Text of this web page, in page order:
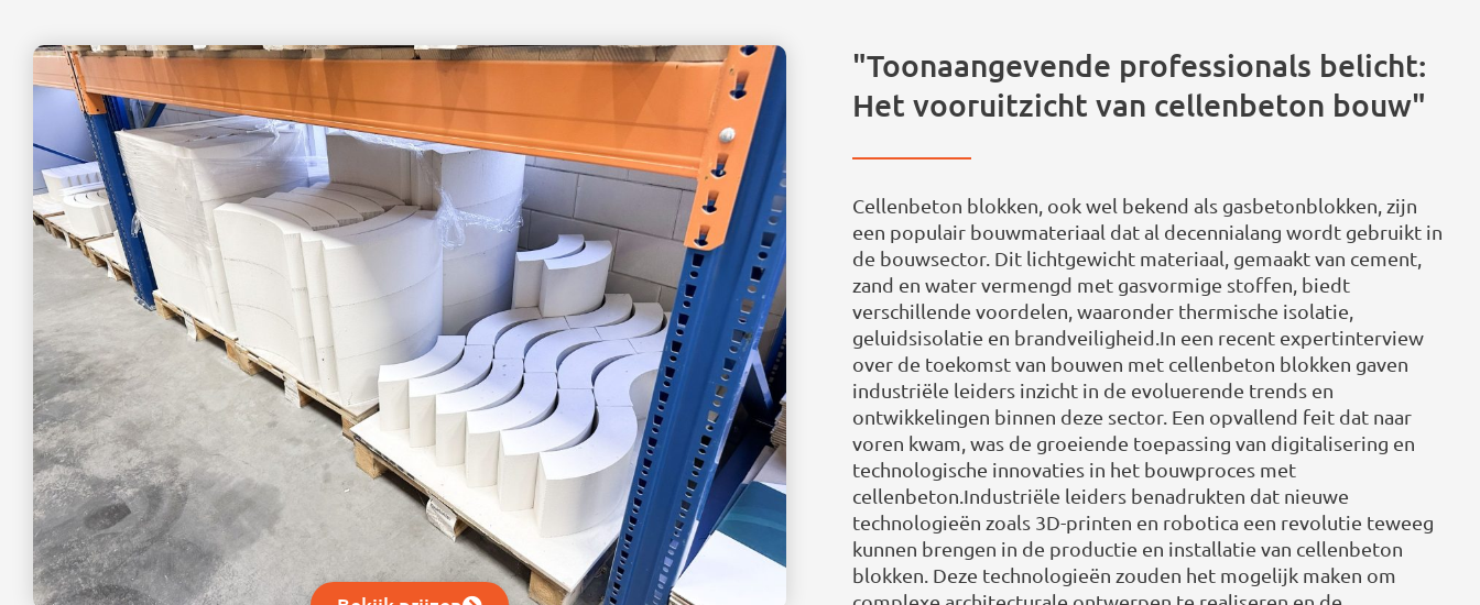
"Toonaangevende professionals belicht:
Het vooruitzicht van cellenbeton bouw"
Cellenbeton blokken, ook wel bekend als gasbetonblokken, zijn
een populair bouwmateriaal dat al decennialang wordt gebruikt in
de bouwsector. Dit lichtgewicht materiaal, gemaakt van cement,
zand en water vermengd met gasvormige stoffen, biedt
verschillende voordelen, waaronder thermische isolatie,
geluidsisolatie en brandveiligheid.In een recent expertinterview
over de toekomst van bouwen met cellenbeton blokken gaven
industriële leiders inzicht in de evoluerende trends en
ontwikkelingen binnen deze sector. Een opvallend feit dat naar
voren kwam, was de groeiende toepassing van digitalisering en
technologische innovaties in het bouwproces met
cellenbeton.Industriële leiders benadrukten dat nieuwe
technologieën zoals 3D-printen en robotica een revolutie teweeg
kunnen brengen in de productie en installatie van cellenbeton
blokken. Deze technologieën zouden het mogelijk maken om